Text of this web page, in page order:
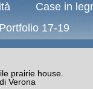
Case in
Portfolio 17-19
prairie house.
Verona